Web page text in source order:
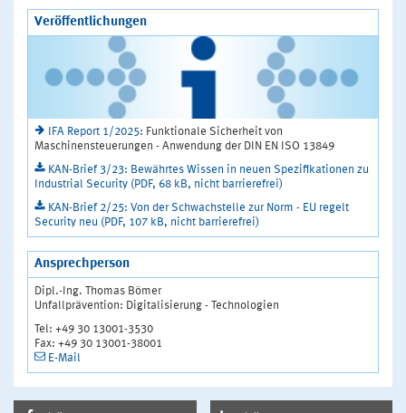
Veröffentlichungen
IFA Report 1/2025: Funktionale Sicherheit von
Maschinensteuerungen - Anwendung der DIN EN ISO 13849
KAN-Brief 3/23: Bewährtes Wissen in neuen Spezifikationen zu
Industrial Security (PDF, 68 kB, nicht barrierefrei)
KAN-Brief 2/25: Von der Schwachstelle zur Norm - EU regelt
Security neu (PDF, 107 kB, nicht barrierefrei)
Ansprechperson
Dipl.-Ing. Thomas Bömer
Unfallprävention: Digitalisierung - Technologien
Tel: +49 30 13001-3530
Fax: +49 30 13001-38001
E-Mail